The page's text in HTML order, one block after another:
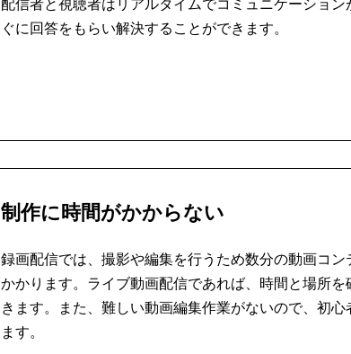
配信者と視聴者はリアルタイムでコミュニケーショ
ぐに回答をもらい解決することができます。
制作に時間がかからない
録画配信では、撮影や編集を行うため数分の動画コ
かかります。ライブ動画配信であれば、時間と場所
きます。また、難しい動画編集作業がないので、初
ます。